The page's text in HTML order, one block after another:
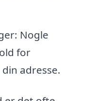
Nogle
for
adresse.